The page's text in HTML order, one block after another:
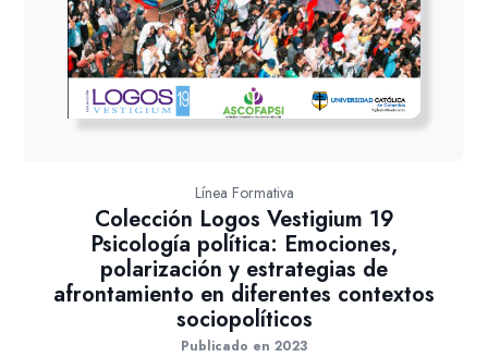
Línea Formativa
Colección Logos Vestigium 19
Psicología política: Emociones,
polarización y estrategias de
afrontamiento en diferentes contextos
sociopolíticos
Publicado en 2023